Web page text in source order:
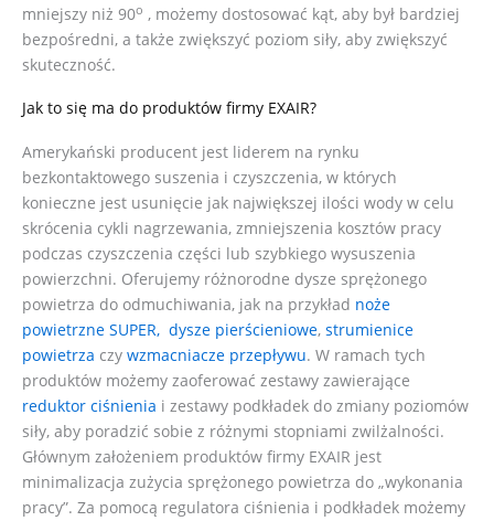
mniejszy niż 90o , możemy dostosować kąt, aby był bardziej
bezpośredni, a także zwiększyć poziom siły, aby zwiększyć
skuteczność.
Jak to się ma do produktów firmy EXAIR?
Amerykański producent jest liderem na rynku
bezkontaktowego suszenia i czyszczenia, w których
konieczne jest usunięcie jak największej ilości wody w celu
skrócenia cykli nagrzewania, zmniejszenia kosztów pracy
podczas czyszczenia części lub szybkiego wysuszenia
powierzchni. Oferujemy różnorodne dysze sprężonego
powietrza do odmuchiwania, jak na przykład noże
powietrzne SUPER, dysze pierścieniowe, strumienice
powietrza czy wzmacniacze przepływu. W ramach tych
produktów możemy zaoferować zestawy zawierające
reduktor ciśnienia i zestawy podkładek do zmiany poziomów
siły, aby poradzić sobie z różnymi stopniami zwilżalności.
Głównym założeniem produktów firmy EXAIR jest
minimalizacja zużycia sprężonego powietrza do „wykonania
pracy”. Za pomocą regulatora ciśnienia i podkładek możemy